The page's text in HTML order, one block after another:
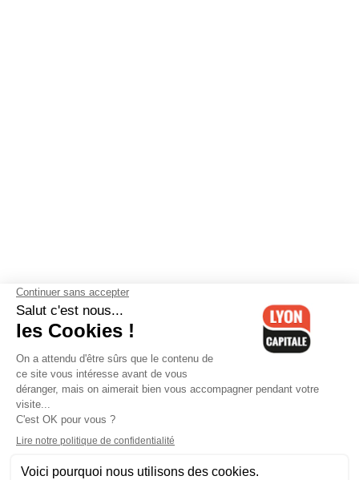
Contactez-nous-Mentions légales-CGV-Politique de